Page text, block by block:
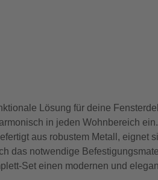
Lösung für deine
in jeden Wohnbereich
aus robustem Metall, eignet
das notwendige
Set einen modernen und